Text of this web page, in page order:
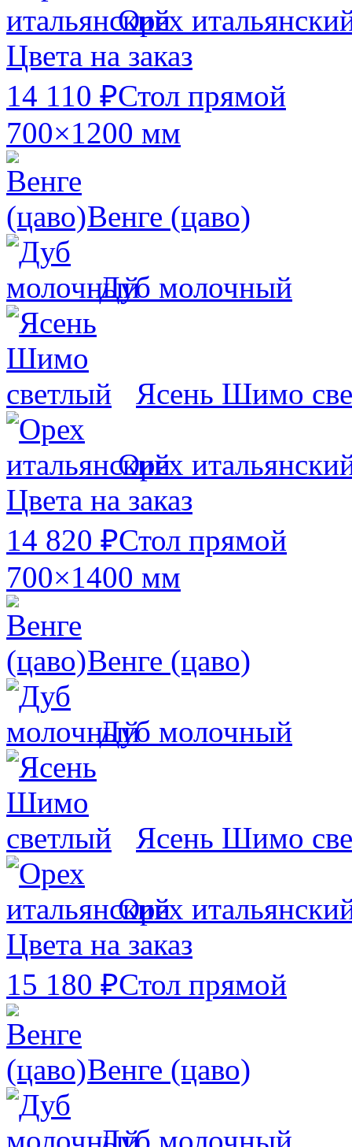
Орех
Цвета на заказ
14 110 ₽Стол прямой
700×1200 мм
Венге (цаво)
Дуб молочный
Ясень Шимо
Орех
Цвета на заказ
14 820 ₽Стол прямой
700×1400 мм
Венге (цаво)
Дуб молочный
Ясень Шимо
Орех
Цвета на заказ
15 180 ₽Стол прямой
Венге (цаво)
Дуб молочный